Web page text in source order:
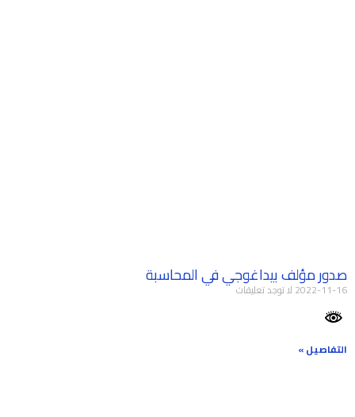
صدور مؤلف بيداغوجي في المحاسبة
2022-11-16 لا توجد تعليقات
التفاصيل »